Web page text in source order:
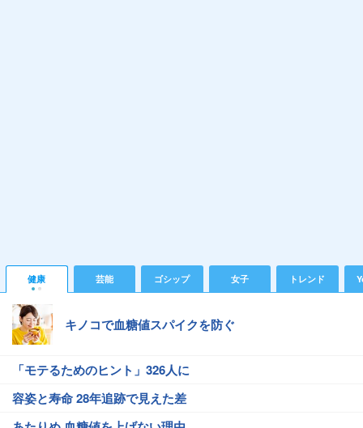
健康 芸能 ゴシップ 女子 トレンド
キノコで血糖値スパイクを防ぐ
「モテるためのヒント」326人に
容姿と寿命 28年追跡で見えた差